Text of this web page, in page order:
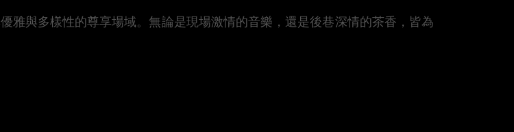
雅與多樣性的尊享場域。無論是現場激情的音樂，還是後巷深情的茶香，皆為